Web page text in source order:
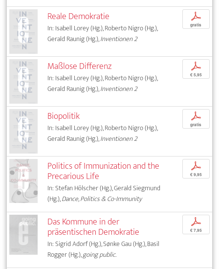
Reale Demokratie
In: Isabell Lorey (Hg.), Roberto Nigro (Hg.),
Gerald Raunig (Hg.),Inventionen 2
p
gratis
Maßlose Differenz
In: Isabell Lorey (Hg.), Roberto Nigro (Hg.),
Gerald Raunig (Hg.),Inventionen 2
p
€ 5,95
Biopolitik
In: Isabell Lorey (Hg.), Roberto Nigro (Hg.),
Gerald Raunig (Hg.),Inventionen 2
p
gratis
Politics of Immunization and the
Precarious Life
In: Stefan Hölscher (Hg.), Gerald Siegmund
(Hg.),Dance, Politics & Co-Immunity
p
€ 9,95
Das Kommune in der
präsentischen Demokratie
In: Sigrid Adorf (Hg.), Sønke Gau (Hg.), Basil
Rogger (Hg.),going public.
p
€ 7,95